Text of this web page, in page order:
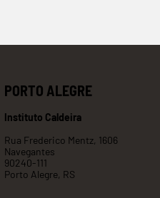
PORTO ALEGRE
Instituto Caldeira
Rua Frederico Mentz, 1606
Navegantes
90240-111
Porto Alegre, RS